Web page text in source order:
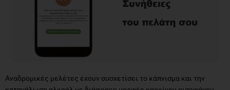
Αναδρομικές μελέτες έχουν συσχετίσει το κάπνισμα και την